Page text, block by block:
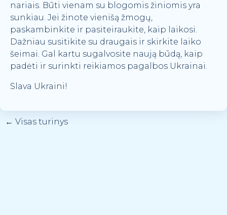
nariais. Būti vienam su blogomis žiniomis yra
sunkiau. Jei žinote vienišą žmogų,
paskambinkite ir pasiteiraukite, kaip laikosi.
Dažniau susitikite su draugais ir skirkite laiko
šeimai. Gal kartu sugalvosite naują būdą, kaip
padėti ir surinkti reikiamos pagalbos Ukrainai.
Slava Ukraini!
← Visas turinys